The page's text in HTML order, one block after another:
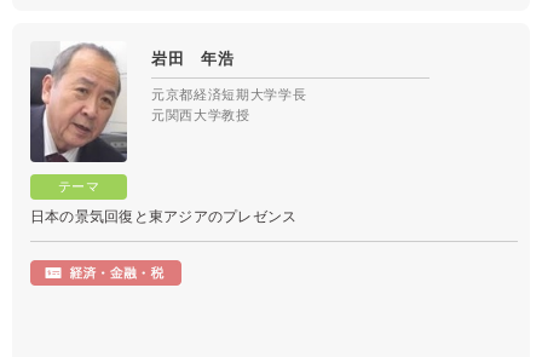
岩田 年浩
元京都経済短期大学学長
元関西大学教授
日本の景気回復と東アジアのプレゼンス